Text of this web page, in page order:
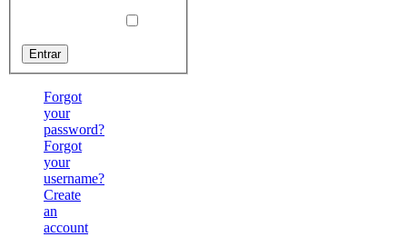
Forgot
your
password?
Forgot
your
username?
Create
an
account